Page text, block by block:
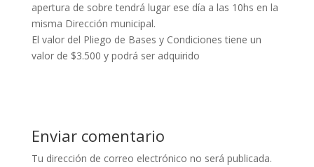
apertura de sobre tendrá lugar ese día a las 10hs en la
misma Dirección municipal.
El valor del Pliego de Bases y Condiciones tiene un
valor de $3.500 y podrá ser adquirido
Enviar comentario
Tu dirección de correo electrónico no será publicada.